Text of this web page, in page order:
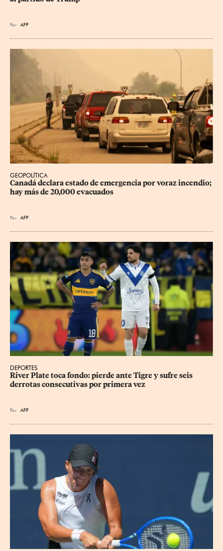
Por AFP
GEOPOLÍTICA
Canadá declara estado de emergencia por voraz incendio;
hay más de 20,000 evacuados
Por AFP
DEPORTES
River Plate toca fondo: pierde ante Tigre y sufre seis
derrotas consecutivas por primera vez
Por AFP